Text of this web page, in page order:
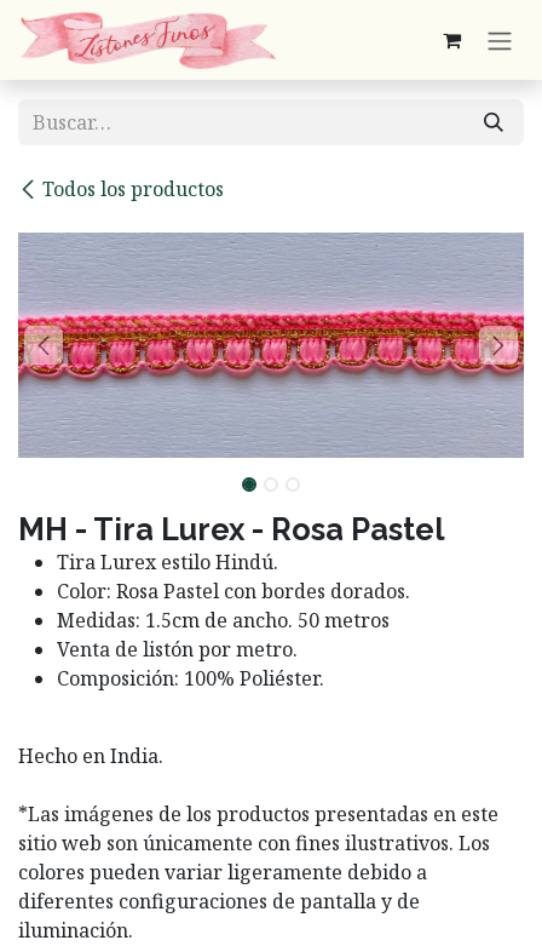
Ir al contenido
Todos los productos
MH - Tira Lurex - Rosa Pastel
Tira Lurex estilo Hindú.
Color: Rosa Pastel con bordes dorados.
Medidas: 1.5cm de ancho. 50 metros
Venta de listón por metro.
Composición: 100% Poliéster.
Hecho en India.
*Las imágenes de los productos presentadas en este
sitio web son únicamente con fines ilustrativos. Los
colores pueden variar ligeramente debido a
diferentes configuraciones de pantalla y de
iluminación.